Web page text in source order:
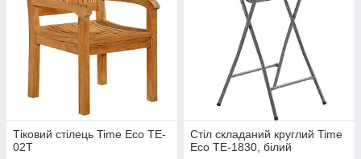
Тіковий стілець Time Eco TE-
02T
Стіл складаний круглий Time
Eco ТЕ-1830, білий